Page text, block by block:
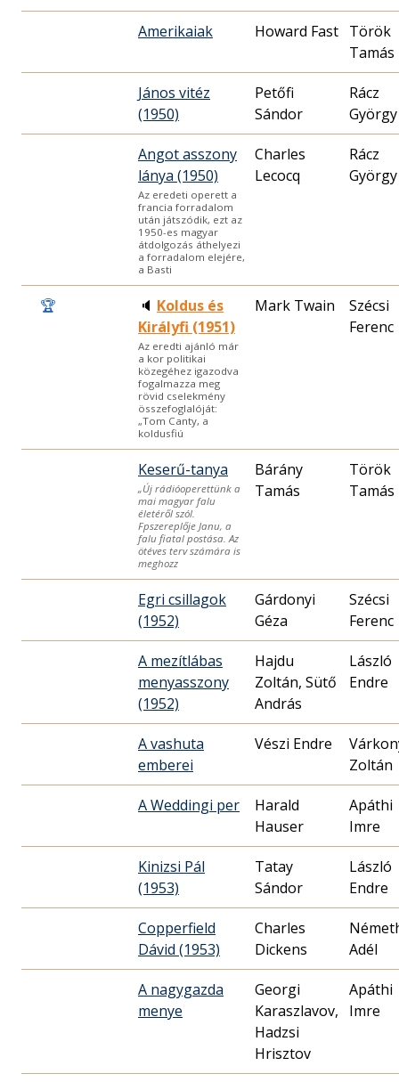
Amerikaiak Howard Fast Török
Tamás
János vitéz
(1950)
Petőfi
Sándor
Rácz
György
Angot asszony
lánya (1950)
Az eredeti operett a
francia forradalom
után játszódik, ezt az
1950-es magyar
átdolgozás áthelyezi
a forradalom elejére,
a Basti
Charles
Lecocq
Rácz
György
🏆 🔈 Koldus és
Királyfi (1951)
Az eredti ajánló már
a kor politikai
közegéhez igazodva
fogalmazza meg
rövid cselekmény
összefoglalóját:
„Tom Canty, a
koldusfiú
Mark Twain
Szécsi
Ferenc
Keserű-tanya
„Új rádióoperettünk a
mai magyar falu
életéről szól.
Fpszereplője Janu, a
falu fiatal postása. Az
ötéves terv számára is
meghozz
Bárány
Tamás
Török
Tamás
Egri csillagok
(1952)
Gárdonyi
Géza
Szécsi
Ferenc
A mezítlábas
menyasszony
(1952)
Hajdu
Zoltán, Sütő
András
László
Endre
A vashuta
emberei
Vészi Endre
Zoltán
A Weddingi per
Harald
Hauser
Apáthi
Imre
Kinizsi Pál
(1953)
Tatay
Sándor
László
Endre
Copperfield
Dávid (1953)
Charles
Dickens
Adél
A nagygazda
menye
Georgi
Karaszlavov,
Hadzsi
Hrisztov
Apáthi
Imre